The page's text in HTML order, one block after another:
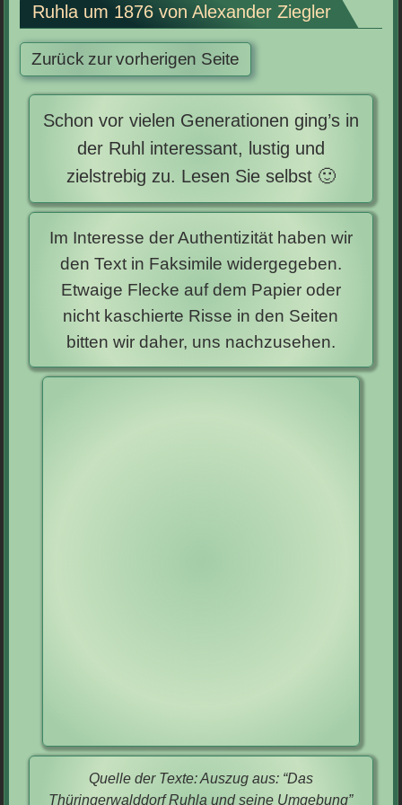
Ruhla um 1876 von Alexander Ziegler
Schon vor vielen Generationen ging’s in
der Ruhl interessant, lustig und
zielstrebig zu. Lesen Sie selbst 🙂
Im Interesse der Authentizität haben wir
den Text in Faksimile widergegeben.
Etwaige Flecke auf dem Papier oder
nicht kaschierte Risse in den Seiten
bitten wir daher, uns nachzusehen.
Quelle der Texte: Auszug aus: “Das
Thüringerwalddorf Ruhla und seine Umgebung”